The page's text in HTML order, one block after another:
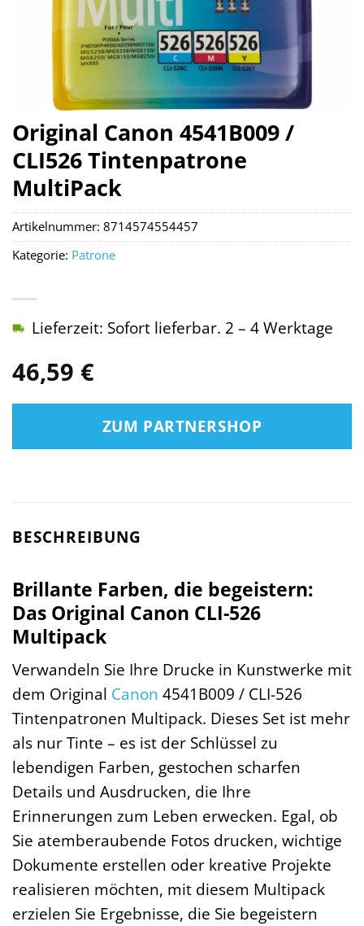
Original Canon 4541B009 /
CLI526 Tintenpatrone
MultiPack
46,59 €
Lieferzeit: Sofort lieferbar. 2 – 4 Werktage
ZUM PARTNERSHOP
Artikelnummer: 8714574554457
Kategorie: Patrone
BESCHREIBUNG
Brillante Farben, die begeistern:
Das Original Canon CLI-526
Multipack
Verwandeln Sie Ihre Drucke in Kunstwerke mit
dem Original Canon 4541B009 / CLI-526
Tintenpatronen Multipack. Dieses Set ist mehr
als nur Tinte – es ist der Schlüssel zu
lebendigen Farben, gestochen scharfen
Details und Ausdrucken, die Ihre
Erinnerungen zum Leben erwecken. Egal, ob
Sie atemberaubende Fotos drucken, wichtige
Dokumente erstellen oder kreative Projekte
realisieren möchten, mit diesem Multipack
erzielen Sie Ergebnisse, die Sie begeistern